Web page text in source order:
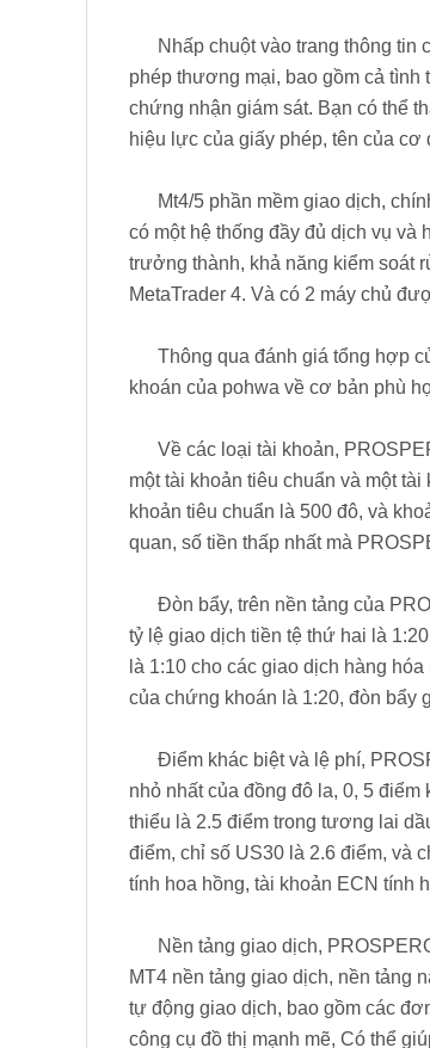
Nhấp chuột vào trang thông tin
phép thương mại, bao gồm cả tình
chứng nhận giám sát. Bạn có thể
hiệu lực của giấy phép, tên của cơ
Mt4/5 phần mềm giao dịch,
có một hệ thống đầy đủ dịch vụ và
trưởng thành, khả năng kiểm soát
MetaTrader 4. Và có 2 máy chủ
Thông qua đánh giá tổng hợp
khoán của pohwa về cơ bản phù
Về các loại tài khoản,
một tài khoản tiêu chuẩn và một
khoản tiêu chuẩn là 500 đô, và
quan, số tiền thấp nhất mà
Đòn bẩy, trên nền tảng của
tỷ lệ giao dịch tiền tệ thứ hai là
là 1:10 cho các giao dịch hàng
của chứng khoán là 1:20, đòn bẩy
Điểm khác biệt và lệ phí,
nhỏ nhất của đồng đô la, 0, 5
thiểu là 2.5 điểm trong tương lai
điểm, chỉ số US30 là 2.6 điểm, và
tính hoa hồng, tài khoản ECN tính
Nền tảng giao dịch,
MT4 nền tảng giao dịch, nền tảng
tự động giao dịch, bao gồm các
công cụ đồ thị mạnh mẽ, Có thể